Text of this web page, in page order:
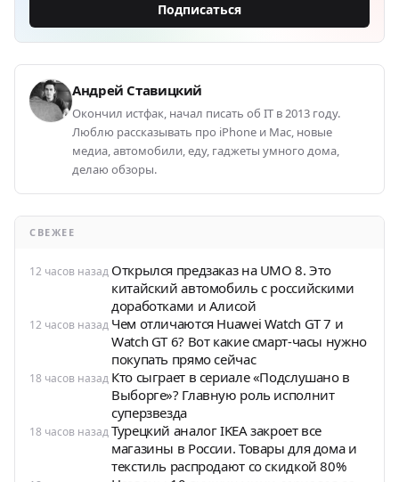
Подписаться
Андрей Ставицкий
Окончил истфак, начал писать об IT в 2013 году.
Люблю рассказывать про iPhone и Mac, новые
медиа, автомобили, еду, гаджеты умного дома,
делаю обзоры.
СВЕЖЕЕ
12 часов назад Открылся предзаказ на UMO 8. Это
китайский автомобиль с российскими
доработками и Алисой
12 часов назад Чем отличаются Huawei Watch GT 7 и
Watch GT 6? Вот какие смарт-часы нужно
покупать прямо сейчас
18 часов назад Кто сыграет в сериале «Подслушано в
Выборге»? Главную роль исполнит
суперзвезда
18 часов назадТурецкий аналог IKEA закроет все
магазины в России. Товары для дома и
текстиль распродают со скидкой 80%